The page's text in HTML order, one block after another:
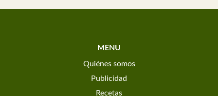
MENU
Quiénes somos
Publicidad
Recetas